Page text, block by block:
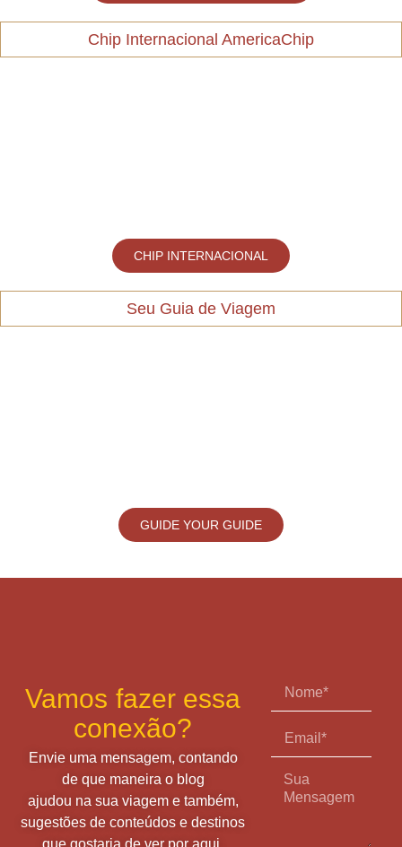
Chip Internacional AmericaChip
CHIP INTERNACIONAL
Seu Guia de Viagem
GUIDE YOUR GUIDE
Vamos fazer essa
conexão?
Envie uma mensagem, contando
de que maneira o blog
ajudou na sua viagem e também,
sugestões de conteúdos e destinos